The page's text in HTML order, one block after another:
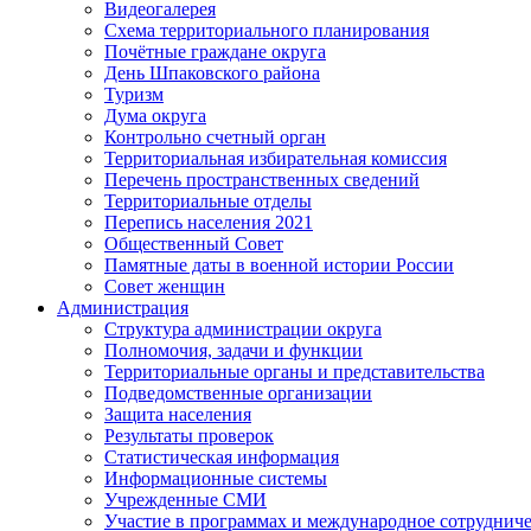
Видеогалерея
Схема территориального планирования
Почётные граждане округа
День Шпаковского района
Туризм
Дума округа
Контрольно счетный орган
Территориальная избирательная комиссия
Перечень пространственных сведений
Территориальные отделы
Перепись населения 2021
Общественный Совет
Памятные даты в военной истории России
Совет женщин
Администрация
Структура администрации округа
Полномочия, задачи и функции
Территориальные органы и представительства
Подведомственные организации
Защита населения
Результаты проверок
Статистическая информация
Информационные системы
Учрежденные СМИ
Участие в программах и международное